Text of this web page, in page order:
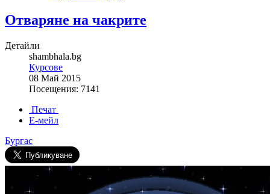
Отваряне на чакрите
Детайли
shambhala.bg
Курсове
08 Май 2015
Посещения: 7141
Печат
Е-мейл
Бургас